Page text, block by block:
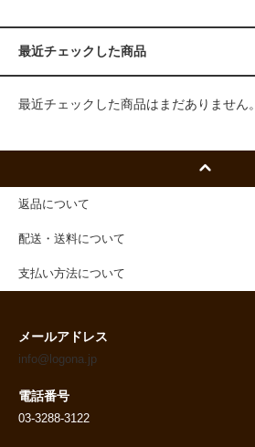
最近チェックした商品
最近チェックした商品はまだありません。
返品について
配送・送料について
支払い方法について
メールアドレス
info@logona.jp
電話番号
03-3288-3122